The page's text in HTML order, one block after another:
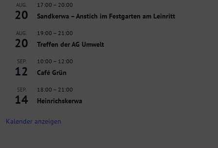
AUG.
20
17:00 – 20:00
Sandkerwa – Anstich im Festgarten am Leinritt
AUG.
20
19:00 – 21:00
Treffen der AG Umwelt
SEP.
12
10:00 – 12:00
Café Grün
SEP.
14
18:00 – 21:00
Heinrichskerwa
Kalender anzeigen